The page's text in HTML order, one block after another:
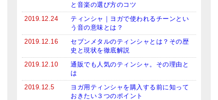
と音楽の選び方のコツ
2019.12.24
ティンシャ｜ヨガで使われるチーンとい
う音の意味とは？
2019.12.16
セブンメタルのティンシャとは？その歴
史と現状を徹底解説
2019.12.10
通販でも人気のティンシャ。その理由と
は
2019.12.5
ヨガ用ティンシャを購入する前に知って
おきたい３つのポイント